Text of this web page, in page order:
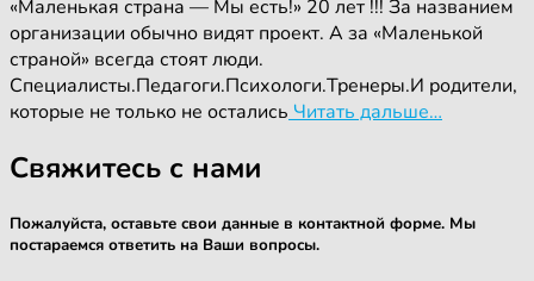
«Маленькая страна — Мы есть!» 20 лет !!! За названием
организации обычно видят проект. А за «Маленькой
страной» всегда стоят люди.
Специалисты.Педагоги.Психологи.Тренеры.И родители,
которые не только не остались Читать дальше…
Свяжитесь с нами
Пожалуйста, оставьте свои данные в контактной форме. Мы
постараемся ответить на Ваши вопросы.